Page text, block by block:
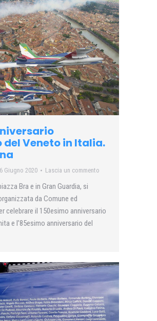
del Veneto in Italia.
Giugno 2020 Lascia un commento
Bra e in Gran Guardia, si
da Comune ed
celebrare il 150esimo anniversario
e l’85esimo anniversario del